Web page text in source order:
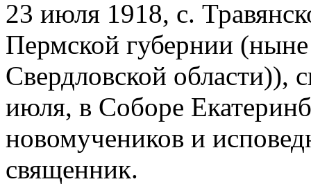
23 июля 1918, с.
Пермской губернии
Свердловской области)),
июля, в Соборе
новомучеников и
священник.